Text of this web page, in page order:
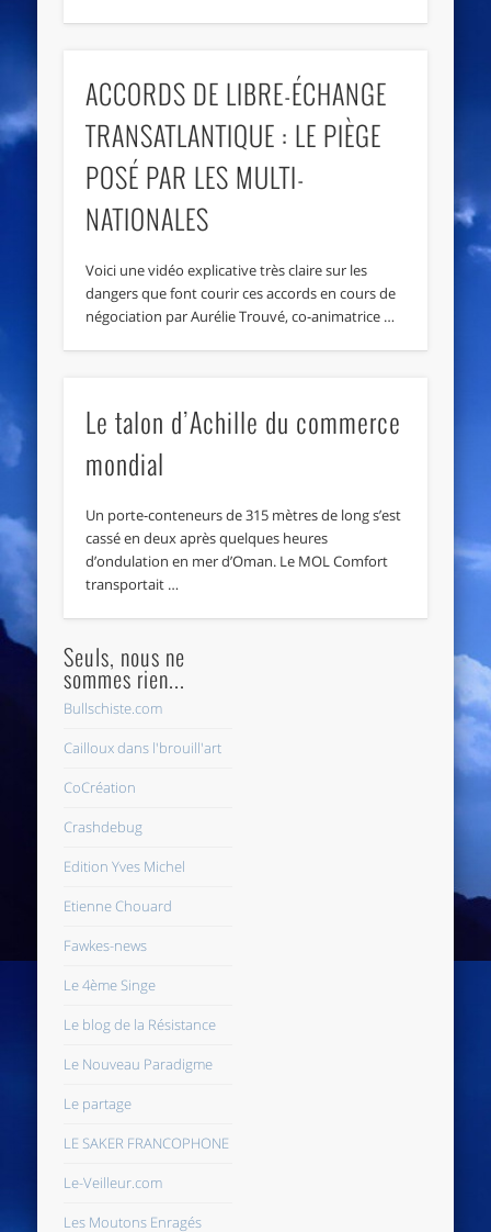
ACCORDS DE LIBRE-ÉCHANGE
TRANSATLANTIQUE : LE PIÈGE
POSÉ PAR LES MULTI-
NATIONALES
Voici une vidéo explicative très claire sur les
dangers que font courir ces accords en cours de
négociation par Aurélie Trouvé, co-animatrice …
Le talon d’Achille du commerce
mondial
Un porte-conteneurs de 315 mètres de long s’est
cassé en deux après quelques heures
d’ondulation en mer d’Oman. Le MOL Comfort
transportait …
Seuls, nous ne
sommes rien...
Bullschiste.com
Cailloux dans l'brouill'art
CoCréation
Crashdebug
Edition Yves Michel
Etienne Chouard
Fawkes-news
Le 4ème Singe
Le blog de la Résistance
Le Nouveau Paradigme
Le partage
LE SAKER FRANCOPHONE
Le-Veilleur.com
Les Moutons Enragés